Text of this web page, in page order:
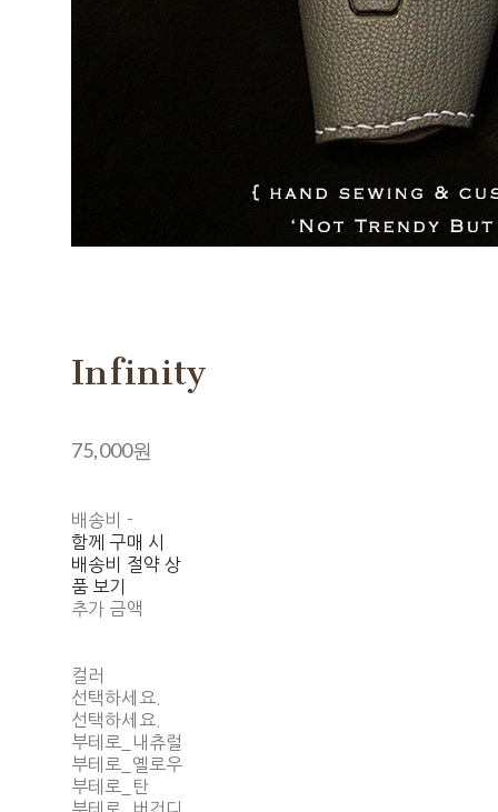
Infinity
75,000원
배송비 -
함께 구매 시
배송비 절약 상
품 보기
추가 금액
컬러
선택하세요.
선택하세요.
부테로_내츄럴
부테로_옐로우
부테로_탄